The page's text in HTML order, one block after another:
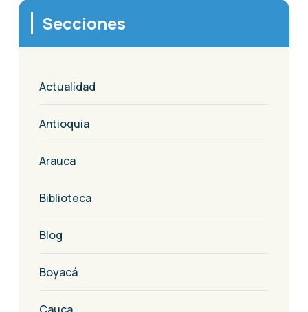
Secciones
Actualidad
Antioquia
Arauca
Biblioteca
Blog
Boyacá